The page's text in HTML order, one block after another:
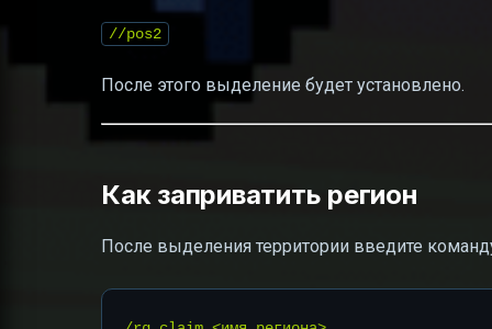
//pos2
После этого выделение будет установлено.
Как заприватить регион
После выделения территории введите